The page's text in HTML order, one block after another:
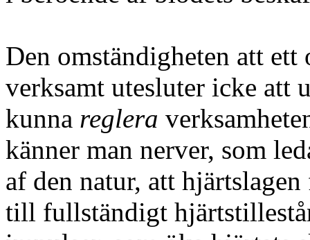
Den omständigheten att ett
verksamt utesluter icke att
kunna reglera
känner man nerver, som
af den natur, att
till fullständigt